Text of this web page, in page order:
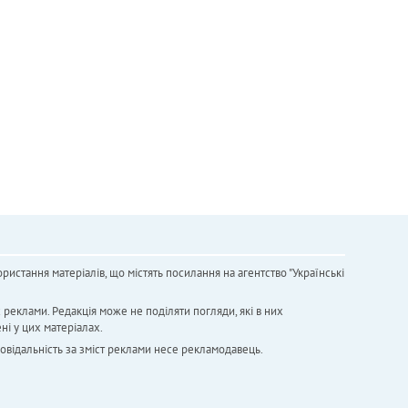
матеріалів, що містять посилання на агентство "Українськi
Редакція може не поділяти погляди, які в них
у цих матеріалах.
за зміст реклами несе рекламодавець.